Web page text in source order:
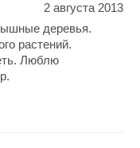
2 августа 2013
деревья.
растений.
Люблю